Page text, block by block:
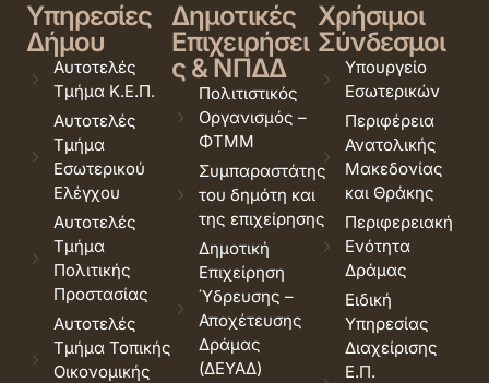
Υπηρεσίες
Δήμου
Αυτοτελές
Τμήμα Κ.Ε.Π.
Αυτοτελές
Τμήμα
Εσωτερικού
Ελέγχου
Αυτοτελές
Τμήμα
Πολιτικής
Προστασίας
Αυτοτελές
Τμήμα Τοπικής
Οικονομικής
Δημοτικές
Επιχειρήσει
ς & ΝΠΔΔ
Πολιτιστικός
Οργανισμός –
ΦΤΜΜ
Συμπαραστάτης
του δημότη και
της επιχείρησης
Δημοτική
Επιχείρηση
Ύδρευσης –
Αποχέτευσης
Δράμας
(ΔΕΥΑΔ)
Χρήσιμοι
Σύνδεσμοι
Υπουργείο
Εσωτερικών
Περιφέρεια
Ανατολικής
Μακεδονίας
και Θράκης
Περιφερειακή
Ενότητα
Δράμας
Ειδική
Υπηρεσίας
Διαχείρισης
Ε.Π.